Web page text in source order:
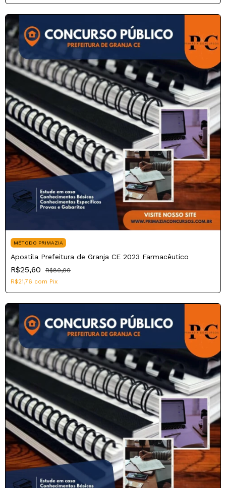
MÉTODO PRIMAZIA
Apostila Prefeitura de Granja CE 2023 Farmacêutico
R$25,60
R$80,00
R$21,76 com Pix